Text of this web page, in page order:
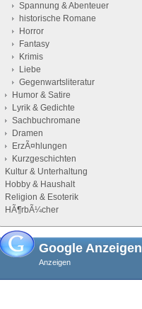
Spannung & Abenteuer
historische Romane
Horror
Fantasy
Krimis
Liebe
Gegenwartsliteratur
Humor & Satire
Lyrik & Gedichte
Sachbuchromane
Dramen
ErzÃ¤hlungen
Kurzgeschichten
Kultur & Unterhaltung
Hobby & Haushalt
Religion & Esoterik
HÃ¶rbÃ¼cher
Google Anzeigen
Anzeigen